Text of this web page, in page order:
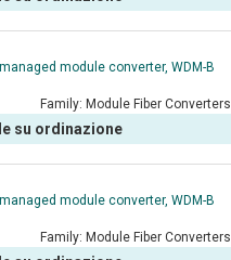
module converter, WDM-B
Family: Module Fiber Converters
su ordinazione
module converter, WDM-B
Family: Module Fiber Converters